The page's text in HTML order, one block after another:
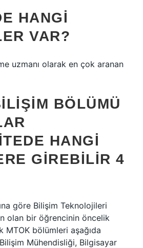
HANGI
VAR?
uzmanı olarak en çok aranan
BÖLÜMÜ
HANGI
GIREBILIR 4
göre Bilişim Teknolojileri
olan bir öğrencinin öncelik
MTOK bölümleri aşağıda
Mühendisliği, Bilgisayar